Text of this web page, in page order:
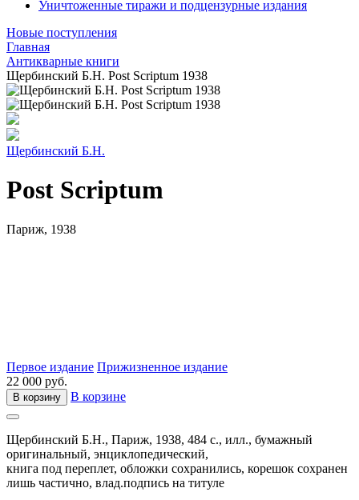
Уничтоженные тиражи и подцензурные издания
Новые поступления
Главная
Антикварные книги
Щербинский Б.Н. Post Scriptum 1938
Щербинский Б.Н.
Post Scriptum
Париж, 1938
Первое издание Прижизненное издание
22 000 руб.
В корзину В корзине
Щербинский Б.Н., Париж, 1938, 484 с., илл., бумажный
оригинальный, энциклопедический,
книга под переплет, обложки сохранились, корешок сохранен
лишь частично, влад.подпись на титуле